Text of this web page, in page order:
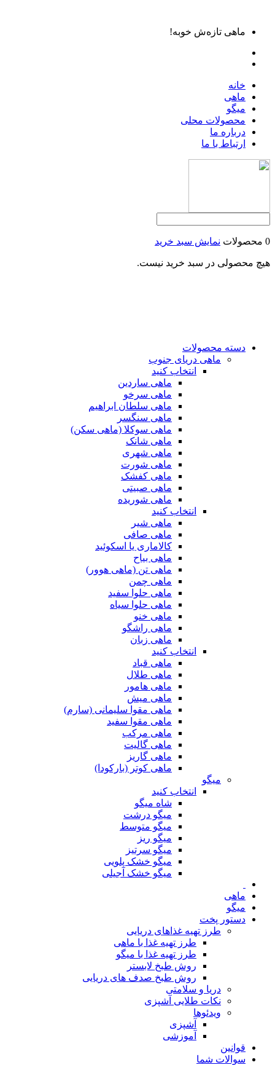
ماهی تازه‌ش خوبه!
خانه
ماهی
میگو
محصولات محلی
درباره ما
ارتباط با ما
0 محصولات نمایش سبد خرید
هیچ محصولی در سبد خرید نیست.
دسته محصولات
ماهی دریای جنوب
انتخاب کنید
ماهی ساردین
ماهی سرخو
ماهی سلطان ابراهیم
ماهی سنگسر
ماهی سوکلا (ماهی سکن)
ماهی شانک
ماهی شهری
ماهی شورت
ماهی کفشک
ماهی صبیتی
ماهی شوریده
انتخاب کنید
ماهی شیر
ماهی صافی
کالاماری یا اسکوئید
ماهی بیاح
ماهی تن (ماهی هوور)
ماهی چمن
ماهی حلوا سفید
ماهی حلوا سیاه
ماهی خنو
ماهی راشگو
ماهی زبان
انتخاب کنید
ماهی قباد
ماهی طلال
ماهی هامور
ماهی میش
ماهی مقوا سلیمانی (سارم)
ماهی مقوا سفید
ماهی مرکب
ماهی گالیت
ماهی گاریز
ماهی کوتر (بارکودا)
میگو
انتخاب کنید
شاه میگو
میگو درشت
میگو متوسط
میگو ریز
میگو سرتیز
میگو خشک پلویی
میگو خشک آجیلی
ماهی
میگو
دستور پخت
طرز تهیه غذاهای دریایی
طرز تهیه غذا با ماهی
طرز تهیه غذا با میگو
روش طبخ لابستر
روش طبخ صدف های دریایی
دریا و سلامتی
نکات طلایی آشپزی
ویدئوها
آشپزی
آموزشی
قوانین
سوالات شما